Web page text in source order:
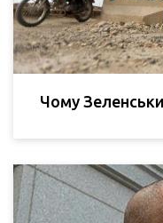
Чому